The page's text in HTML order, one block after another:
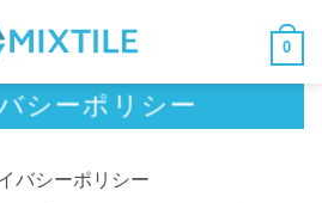
0
シーポリシー
バシーポリシー